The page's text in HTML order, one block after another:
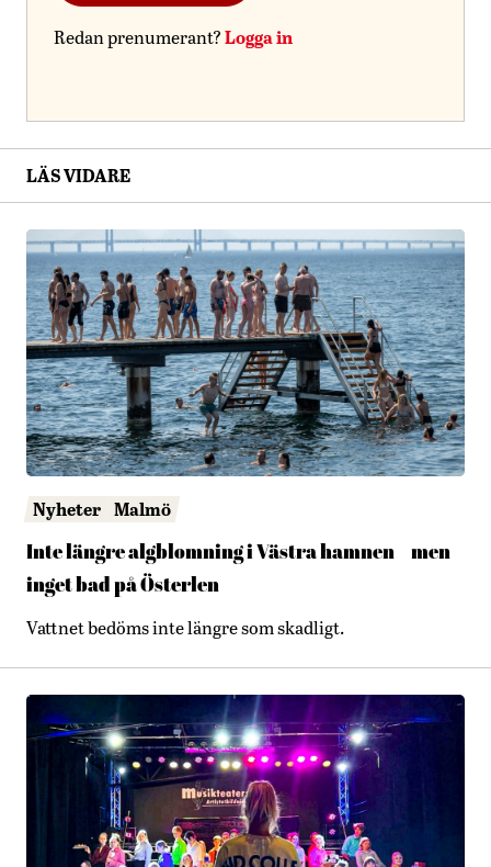
Redan prenumerant?Logga in
LÄS VIDARE
Nyheter Malmö
Inte längre algblomning i Västra hamnen – men
inget bad på Österlen
Vattnet bedöms inte längre som skadligt.